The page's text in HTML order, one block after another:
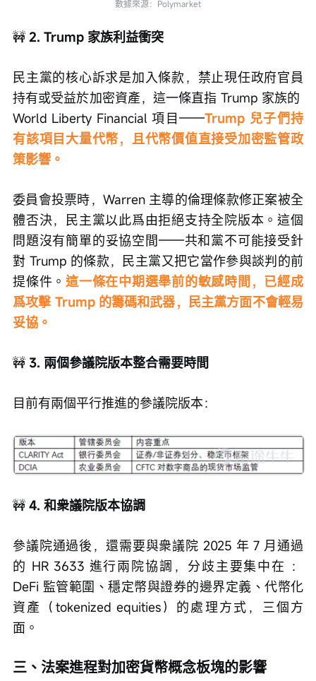
數據來源：Polymarket
🚧 2. Trump 家族利益衝突
民主黨的核心訴求是加入條款，禁止現任政府官員
持有或受益於加密資產，這一條直指 Trump 家族的
World Liberty Financial 項目——Trump 兒子們持
有該項目大量代幣，且代幣價值直接受加密監管政
策影響。
委員會投票時，Warren 主導的倫理條款修正案被全
體否決，民主黨以此爲由拒絕支持全院版本。這個
問題沒有簡單的妥協空間——共和黨不可能接受針
對 Trump 的條款，民主黨又把它當作參與談判的前
提條件。這一條在中期選舉前的敏感時間，已經成
爲攻擊 Trump 的籌碼和武器，民主黨方面不會輕易
妥協。
🚧 3. 兩個參議院版本整合需要時間
目前有兩個平行推進的參議院版本：
🚧 4. 和衆議院版本協調
參議院通過後，還需要與衆議院 2025 年 7 月通過
的 HR 3633 進行兩院協調，分歧主要集中在 ：
DeFi 監管範圍、穩定幣與證券的邊界定義、代幣化
資產（tokenized equities）的處理方式，三個方
面。
三、法案進程對加密貨幣概念板塊的影響